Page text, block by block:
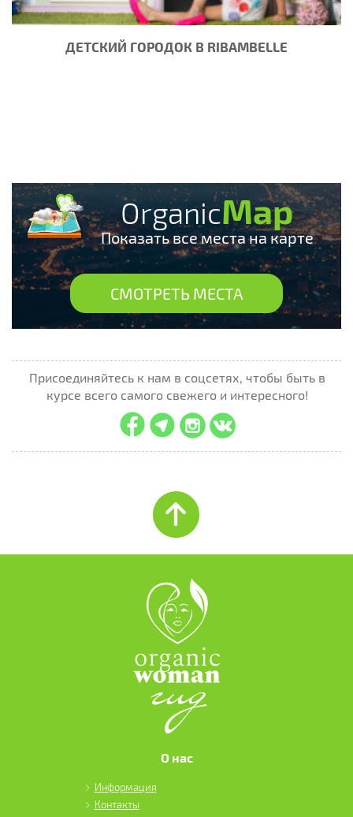
ДЕТСКИЙ ГОРОДОК В RIBAMBELLE
OrganicMap
Показать все места на карте
СМОТРЕТЬ МЕСТА
Присоединяйтесь к нам в соцсетях, чтобы быть в
курсе всего самого свежего и интересного!
О нас
Информация
Контакты